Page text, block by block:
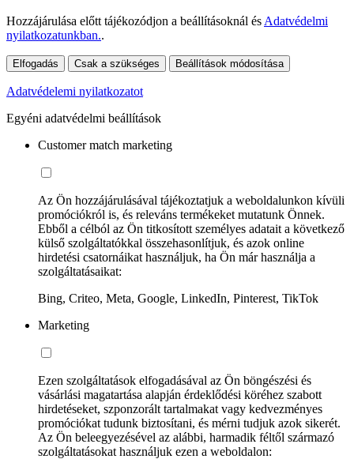
Hozzájárulása előtt tájékozódjon a beállításoknál és Adatvédelmi
nyilatkozatunkban..
Elfogadás Csak a szükséges Beállítások módosítása
Adatvédelemi nyilatkozatot
Egyéni adatvédelmi beállítások
Customer match marketing
Az Ön hozzájárulásával tájékoztatjuk a weboldalunkon kívüli
promóciókról is, és releváns termékeket mutatunk Önnek.
Ebből a célból az Ön titkosított személyes adatait a következő
külső szolgáltatókkal összehasonlítjuk, és azok online
hirdetési csatornáikat használjuk, ha Ön már használja a
szolgáltatásaikat:
Bing, Criteo, Meta, Google, LinkedIn, Pinterest, TikTok
Marketing
Ezen szolgáltatások elfogadásával az Ön böngészési és
vásárlási magatartása alapján érdeklődési köréhez szabott
hirdetéseket, szponzorált tartalmakat vagy kedvezményes
promóciókat tudunk biztosítani, és mérni tudjuk azok sikerét.
Az Ön beleegyezésével az alábbi, harmadik féltől származó
szolgáltatásokat használjuk ezen a weboldalon: